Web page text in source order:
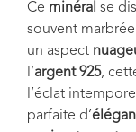
Ce minéral se
souvent
un aspect
l’argent 925,
l’éclat
parfaite d’